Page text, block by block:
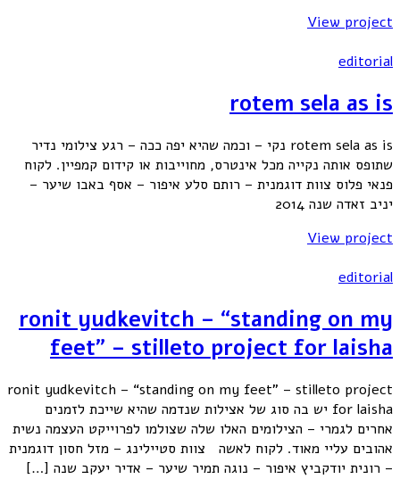
View project
editorial
rotem sela as is
rotem sela as is נקי – וכמה שהיא יפה ככה – רגע צילומי נדיר
שתופס אותה נקייה מכל אינטרס, מחוייבות או קידום קמפיין. לקוח
פנאי פלוס צוות דוגמנית – רותם סלע איפור – אסף באבו שיער –
יניב זאדה שנה 2014
View project
editorial
ronit yudkevitch – “standing on my
feet” – stilleto project for laisha
ronit yudkevitch – “standing on my feet” – stilleto project
for laisha יש בה סוג של אצילות שנדמה שהיא שייכת לזמנים
אחרים לגמרי – הצילומים האלו שלה שצולמו לפרוייקט העצמה נשית
אהובים עליי מאוד. לקוח לאשה צוות סטיילינג – מזל חסון דוגמנית
– רונית יודקביץ איפור – נוגה תמיר שיער – אדיר יעקב שנה […]